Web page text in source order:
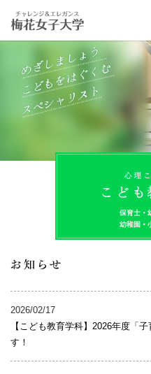
入試情報
学科紹介
梅花女子の1日に密着！
梅花女子大学サイト
2026/02/17
【こども教育学科】2026年度「
す！